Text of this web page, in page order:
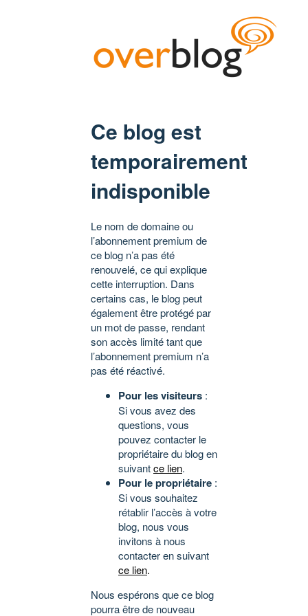
Ce blog est
temporairement
indisponible
Le nom de domaine ou
l’abonnement premium de
ce blog n’a pas été
renouvelé, ce qui explique
cette interruption. Dans
certains cas, le blog peut
également être protégé par
un mot de passe, rendant
son accès limité tant que
l’abonnement premium n’a
pas été réactivé.
Pour les visiteurs :
Si vous avez des
questions, vous
pouvez contacter le
propriétaire du blog en
suivantce lien.
Pour le propriétaire :
Si vous souhaitez
rétablir l’accès à votre
blog, nous vous
invitons à nous
contacter en suivant
ce lien.
Nous espérons que ce blog
pourra être de nouveau